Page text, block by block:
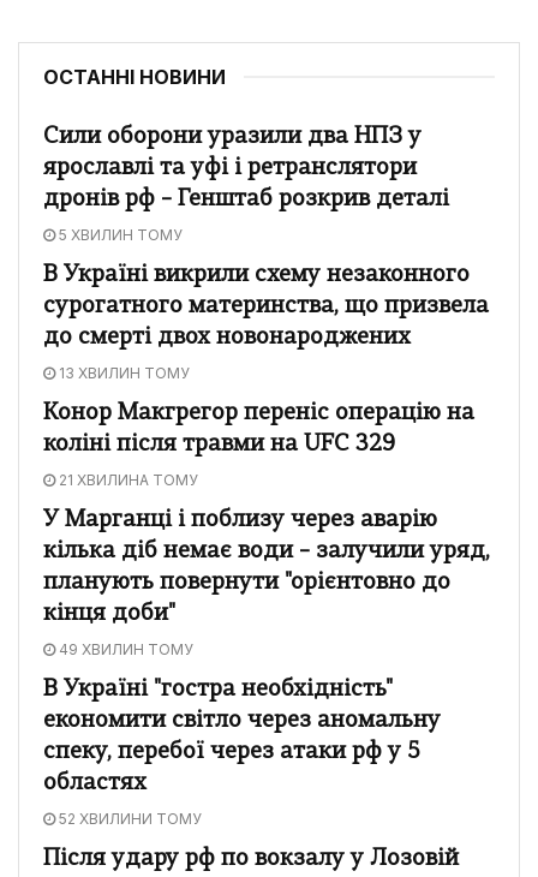
ОСТАННІ НОВИНИ
Сили оборони уразили два НПЗ у
ярославлі та уфі і ретранслятори
дронів рф – Генштаб розкрив деталі
5 ХВИЛИН ТОМУ
В Україні викрили схему незаконного
сурогатного материнства, що призвела
до смерті двох новонароджених
13 ХВИЛИН ТОМУ
Конор Макгрегор переніс операцію на
коліні після травми на UFC 329
21 ХВИЛИНА ТОМУ
У Марганці і поблизу через аварію
кілька діб немає води – залучили уряд,
планують повернути "орієнтовно до
кінця доби"
49 ХВИЛИН ТОМУ
В Україні "гостра необхідність"
економити світло через аномальну
спеку, перебої через атаки рф у 5
областях
52 ХВИЛИНИ ТОМУ
Після удару рф по вокзалу у Лозовій